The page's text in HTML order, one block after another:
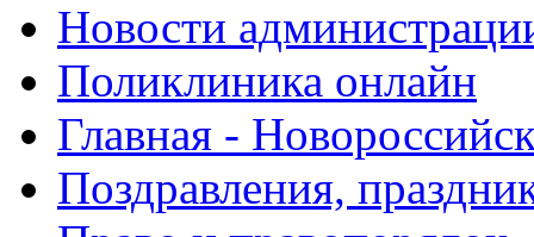
Новости
Поликлиника онлайн
Главная -
Поздравления,